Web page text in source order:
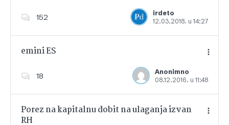
152
irdeto
12.03.2018. u 14:27
Dodajte u favorite
emini ES
18
Anonimno
08.12.2016. u 11:48
Dodajte u favorite
Porez na kapitalnu dobit na ulaganja izvan
RH